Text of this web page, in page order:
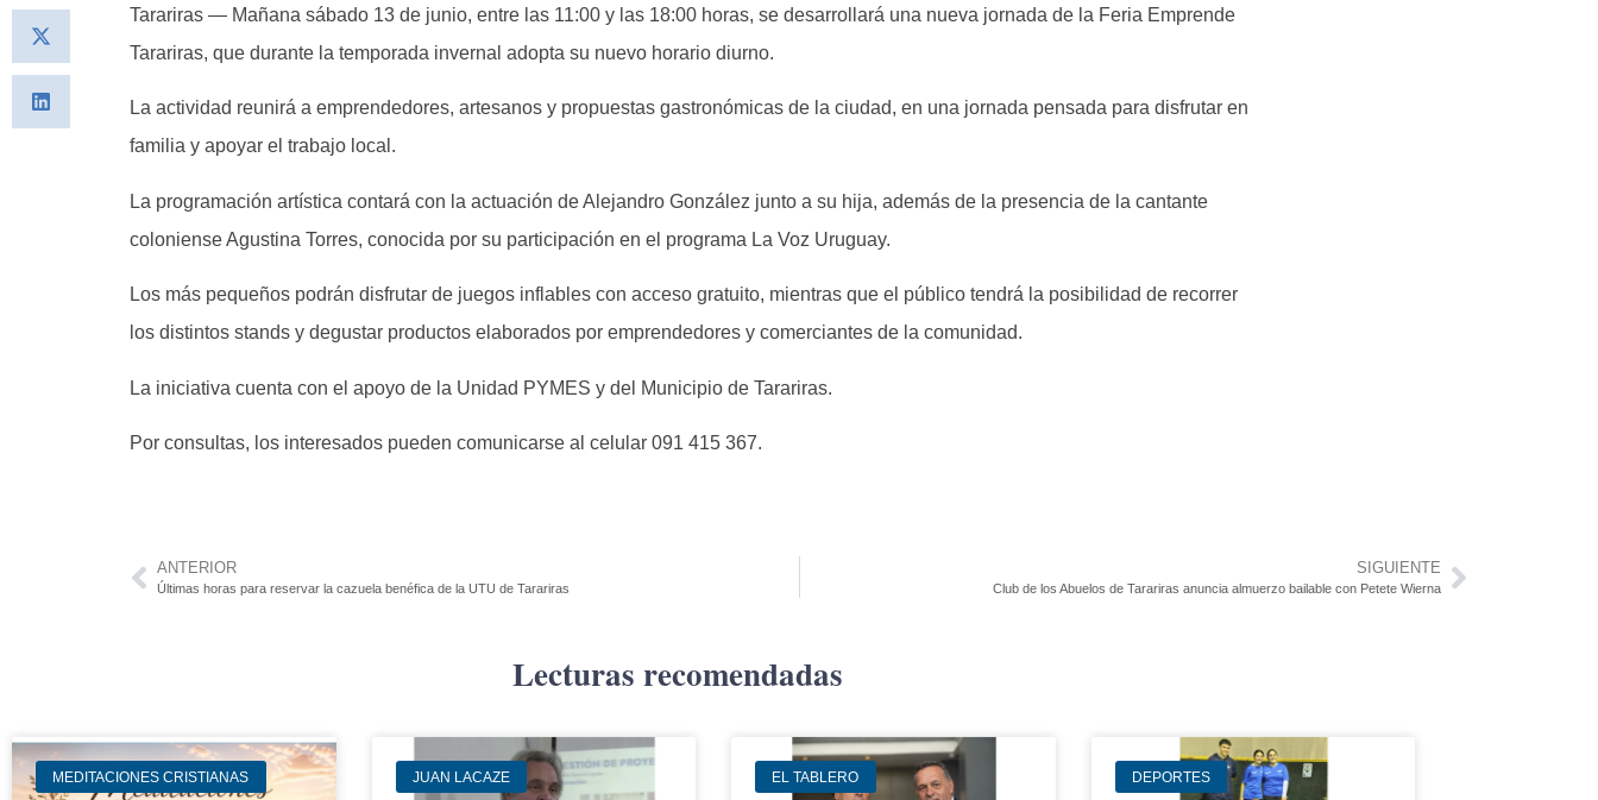
Tarariras — Mañana sábado 13 de junio, entre las 11:00 y las 18:00 horas, se desarrollará una nueva jornada de la Feria Emprende
Tarariras, que durante la temporada invernal adopta su nuevo horario diurno.
La actividad reunirá a emprendedores, artesanos y propuestas gastronómicas de la ciudad, en una jornada pensada para disfrutar en
familia y apoyar el trabajo local.
La programación artística contará con la actuación de Alejandro González junto a su hija, además de la presencia de la cantante
coloniense Agustina Torres, conocida por su participación en el programa La Voz Uruguay.
Los más pequeños podrán disfrutar de juegos inflables con acceso gratuito, mientras que el público tendrá la posibilidad de recorrer
los distintos stands y degustar productos elaborados por emprendedores y comerciantes de la comunidad.
La iniciativa cuenta con el apoyo de la Unidad PYMES y del Municipio de Tarariras.
Por consultas, los interesados pueden comunicarse al celular 091 415 367.
ANTERIOR
Últimas horas para reservar la cazuela benéfica de la UTU de Tarariras
SIGUIENTE
Club de los Abuelos de Tarariras anuncia almuerzo bailable con Petete Wierna
Lecturas recomendadas
MEDITACIONES CRISTIANAS JUAN LACAZE EL TABLERO DEPORTES